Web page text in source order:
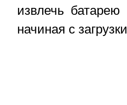
извлечь
начиная с